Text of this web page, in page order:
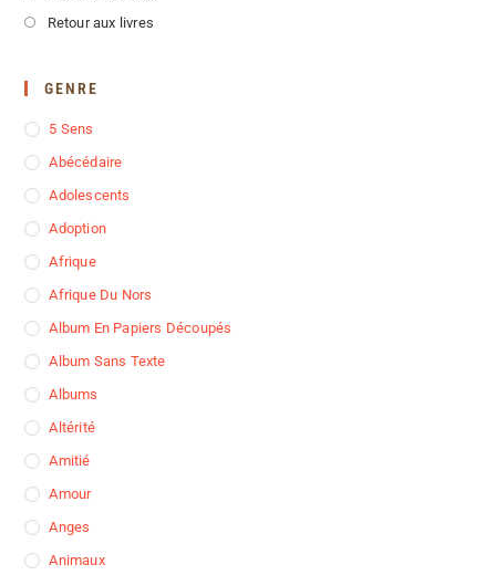
Retour aux livres
GENRE
5 Sens
Abécédaire
Adolescents
Adoption
Afrique
Afrique Du Nors
Album En Papiers Découpés
Album Sans Texte
Albums
Altérité
Amitié
Amour
Anges
Animaux